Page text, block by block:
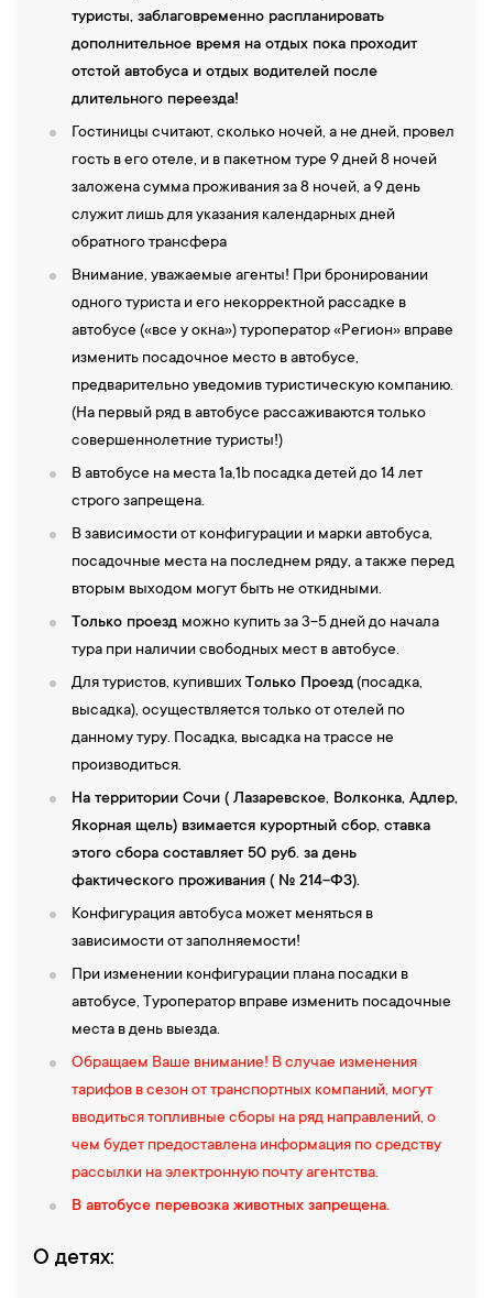
туристы, заблаговременно распланировать
дополнительное время на отдых пока проходит
отстой автобуса и отдых водителей после
длительного переезда!
Гостиницы считают, сколько ночей, а не дней, провел
гость в его отеле, и в пакетном туре 9 дней 8 ночей
заложена сумма проживания за 8 ночей, а 9 день
служит лишь для указания календарных дней
обратного трансфера
Внимание, уважаемые агенты! При бронировании
одного туриста и его некорректной рассадке в
автобусе («все у окна») туроператор «Регион» вправе
изменить посадочное место в автобусе,
предварительно уведомив туристическую компанию.
(На первый ряд в автобусе рассаживаются только
совершеннолетние туристы!)
В автобусе на места 1а,1b посадка детей до 14 лет
строго запрещена.
В зависимости от конфигурации и марки автобуса,
посадочные места на последнем ряду, а также перед
вторым выходом могут быть не откидными.
Только проезд можно купить за 3-5 дней до начала
тура при наличии свободных мест в автобусе.
Для туристов, купившихТолько Проезд(посадка,
высадка), осуществляется только от отелей по
данному туру. Посадка, высадка на трассе не
производиться.
На территории Сочи ( Лазаревское, Волконка, Адлер,
Якорная щель) взимается курортный сбор, ставка
этого сбора составляет 50 руб. за день
фактического проживания ( № 214-ФЗ).
Конфигурация автобуса может меняться в
зависимости от заполняемости!
При изменении конфигурации плана посадки в
автобусе, Туроператор вправе изменить посадочные
места в день выезда.
Обращаем Ваше внимание! В случае изменения
тарифов в сезон от транспортных компаний, могут
вводиться топливные сборы на ряд направлений, о
чем будет предоставлена информация по средству
рассылки на электронную почту агентства.
В автобусе перевозка животных запрещена.
О детях: